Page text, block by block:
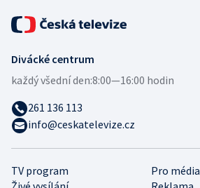
TV program
Pro média
Divácké centrum
každý všední den:8:00—16:00 hodin
261 136 113
info@ceskatelevize.cz